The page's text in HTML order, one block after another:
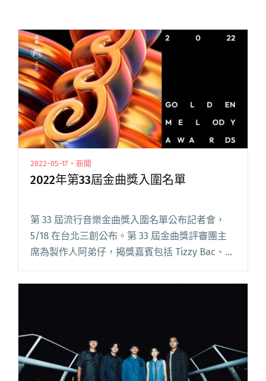
2022-05-17・新聞
2022年第33屆金曲獎入圍名單
第 33 屆流行音樂金曲獎入圍名單公布記者會，
5/18 在台北三創公布。第 33 屆金曲獎評審團主
席為製作人阿弟仔，揭獎嘉賓包括 Tizzy Bac、春
麵樂隊、雅維茉芮、朱海君、韋禮安。影視局長
徐宜君分享，本屆金曲獎在 20,721 件報名閱讀全